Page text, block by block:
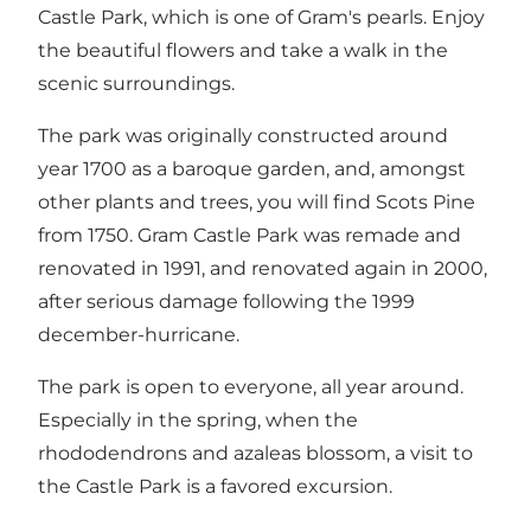
Castle Park, which is one of Gram's pearls. Enjoy
the beautiful flowers and take a walk in the
scenic surroundings.
The park was originally constructed around
year 1700 as a baroque garden, and, amongst
other plants and trees, you will find Scots Pine
from 1750. Gram Castle Park was remade and
renovated in 1991, and renovated again in 2000,
after serious damage following the 1999
december-hurricane.
The park is open to everyone, all year around.
Especially in the spring, when the
rhododendrons and azaleas blossom, a visit to
the Castle Park is a favored excursion.